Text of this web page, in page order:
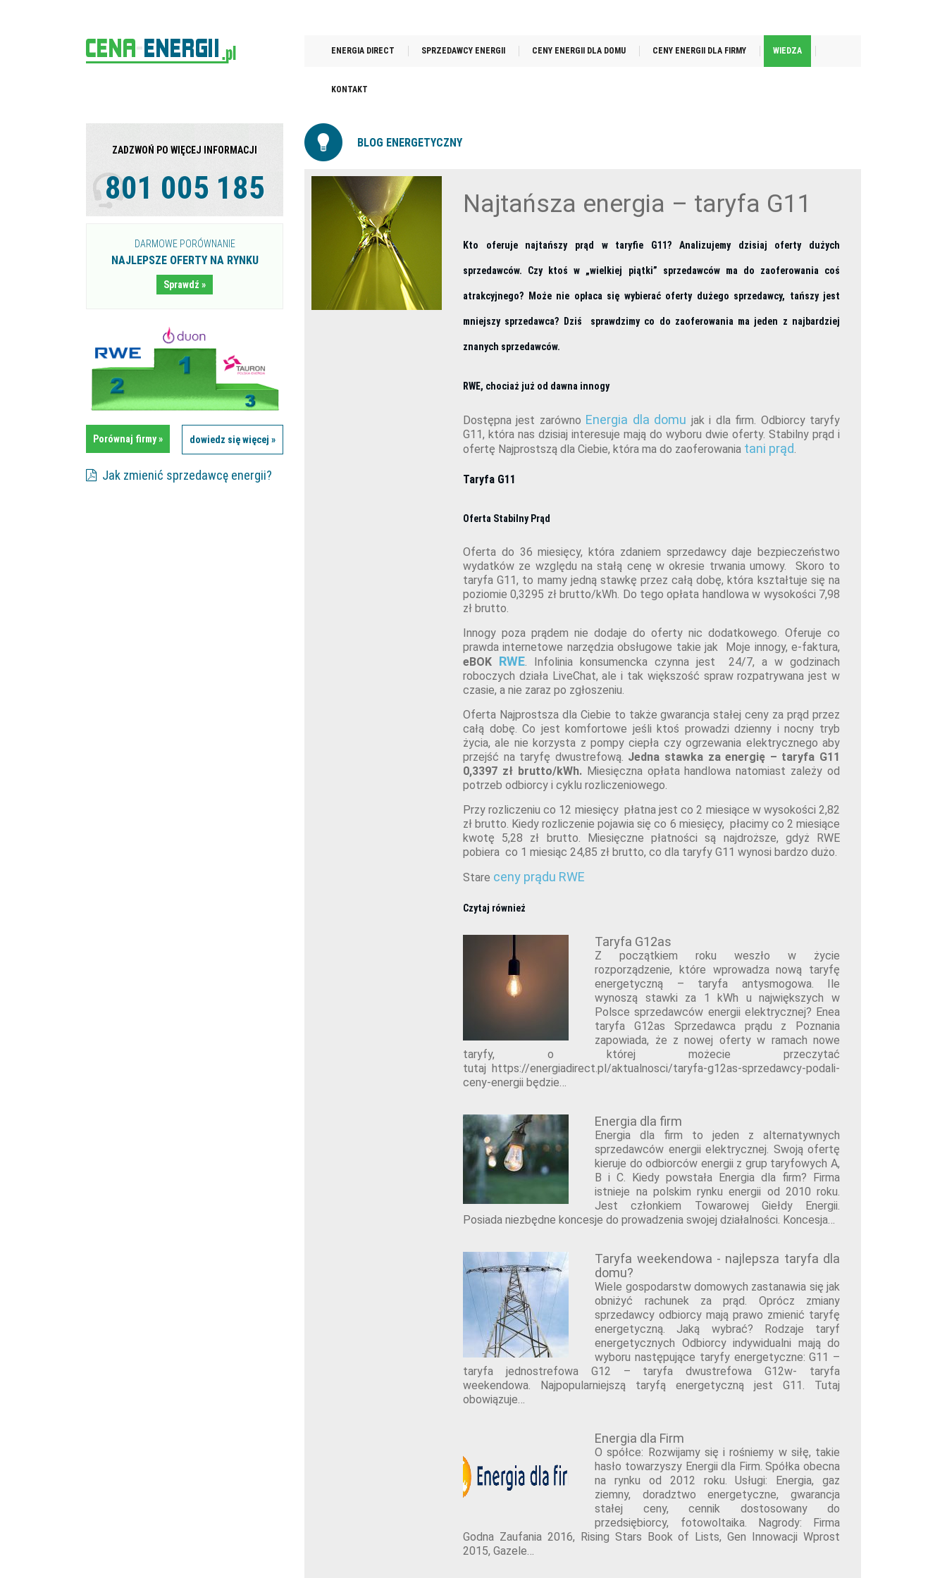
ENERGIA DIRECT SPRZEDAWCY ENERGII CENY ENERGII DLA DOMU CENY ENERGII DLA FIRMY WIEDZA
KONTAKT
ZADZWOŃ PO WIĘCEJ INFORMACJI
801 005 185
DARMOWE PORÓWNANIE
NAJLEPSZE OFERTY NA RYNKU
Sprawdź »
Porównaj firmy » dowiedz się więcej »
Jak zmienić sprzedawcę energii?
BLOG ENERGETYCZNY
Najtańsza energia – taryfa G11
Kto oferuje najtańszy prąd w taryfie G11? Analizujemy dzisiaj oferty dużych
sprzedawców. Czy ktoś w „wielkiej piątki” sprzedawców ma do zaoferowania coś
atrakcyjnego? Może nie opłaca się wybierać oferty dużego sprzedawcy, tańszy jest
mniejszy sprzedawca? Dziś sprawdzimy co do zaoferowania ma jeden z najbardziej
znanych sprzedawców.
RWE, chociaż już od dawna innogy
Dostępna jest zarówno Energia dla domu jak i dla firm. Odbiorcy taryfy
G11, która nas dzisiaj interesuje mają do wyboru dwie oferty. Stabilny prąd i
ofertę Najprostszą dla Ciebie, która ma do zaoferowania tani prąd.
Taryfa G11
Oferta Stabilny Prąd
Oferta do 36 miesięcy, która zdaniem sprzedawcy daje bezpieczeństwo
wydatków ze względu na stałą cenę w okresie trwania umowy. Skoro to
taryfa G11, to mamy jedną stawkę przez całą dobę, która kształtuje się na
poziomie 0,3295 zł brutto/kWh. Do tego opłata handlowa w wysokości 7,98
zł brutto.
Innogy poza prądem nie dodaje do oferty nic dodatkowego. Oferuje co
prawda internetowe narzędzia obsługowe takie jak Moje innogy, e-faktura,
eBOK RWE. Infolinia konsumencka czynna jest 24/7, a w godzinach
roboczych działa LiveChat, ale i tak większość spraw rozpatrywana jest w
czasie, a nie zaraz po zgłoszeniu.
Oferta Najprostsza dla Ciebie to także gwarancja stałej ceny za prąd przez
całą dobę. Co jest komfortowe jeśli ktoś prowadzi dzienny i nocny tryb
życia, ale nie korzysta z pompy ciepła czy ogrzewania elektrycznego aby
przejść na taryfę dwustrefową. Jedna stawka za energię – taryfa G11
0,3397 zł brutto/kWh.Miesięczna opłata handlowa natomiast zależy od
potrzeb odbiorcy i cyklu rozliczeniowego.
Przy rozliczeniu co 12 miesięcy płatna jest co 2 miesiące w wysokości 2,82
zł brutto. Kiedy rozliczenie pojawia się co 6 miesięcy, płacimy co 2 miesiące
kwotę 5,28 zł brutto. Miesięczne płatności są najdroższe, gdyż RWE
pobiera co 1 miesiąc 24,85 zł brutto, co dla taryfy G11 wynosi bardzo dużo.
Stare ceny prądu RWE
Czytaj również
Taryfa G12as
Z początkiem roku weszło w życie
rozporządzenie, które wprowadza nową taryfę
energetyczną – taryfa antysmogowa. Ile
wynoszą stawki za 1 kWh u największych w
Polsce sprzedawców energii elektrycznej? Enea
taryfa G12as Sprzedawca prądu z Poznania
zapowiada, że z nowej oferty w ramach nowe
taryfy, o której możecie przeczytać
tutaj https://energiadirect.pl/aktualnosci/taryfa-g12as-sprzedawcy-podali-
ceny-energii będzie…
Energia dla firm
Energia dla firm to jeden z alternatywnych
sprzedawców energii elektrycznej. Swoją ofertę
kieruje do odbiorców energii z grup taryfowych A,
B i C. Kiedy powstała Energia dla firm? Firma
istnieje na polskim rynku energii od 2010 roku.
Jest członkiem Towarowej Giełdy Energii.
Posiada niezbędne koncesje do prowadzenia swojej działalności. Koncesja…
Taryfa weekendowa - najlepsza taryfa dla
domu?
Wiele gospodarstw domowych zastanawia się jak
obniżyć rachunek za prąd. Oprócz zmiany
sprzedawcy odbiorcy mają prawo zmienić taryfę
energetyczną. Jaką wybrać? Rodzaje taryf
energetycznych Odbiorcy indywidualni mają do
wyboru następujące taryfy energetyczne: G11 –
taryfa jednostrefowa G12 – taryfa dwustrefowa G12w- taryfa
weekendowa. Najpopularniejszą taryfą energetyczną jest G11. Tutaj
obowiązuje…
Energia dla Firm
O spółce: Rozwijamy się i rośniemy w siłę, takie
hasło towarzyszy Energii dla Firm. Spółka obecna
na rynku od 2012 roku. Usługi: Energia, gaz
ziemny, doradztwo energetyczne, gwarancja
stałej ceny, cennik dostosowany do
przedsiębiorcy, fotowoltaika. Nagrody: Firma
Godna Zaufania 2016, Rising Stars Book of Lists, Gen Innowacji Wprost
2015, Gazele…